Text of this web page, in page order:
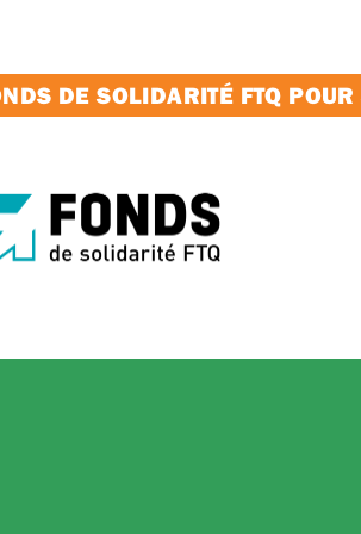
DE SOLIDARITÉ FTQ